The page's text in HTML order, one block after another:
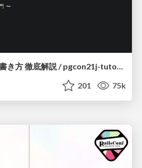
実際に使うSQLの書き方 徹底解説 / pgcon21j-tutorial
201 75k